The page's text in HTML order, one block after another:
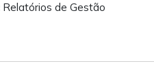
Relatórios de Gestão